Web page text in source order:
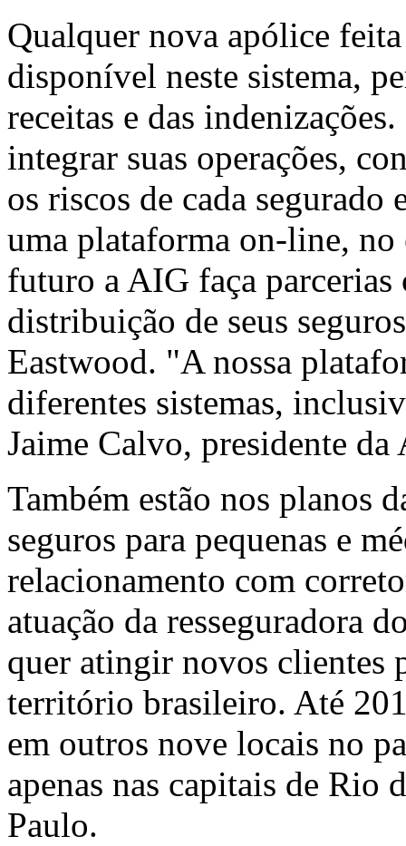
Qualquer nova apólice
disponível neste sistema,
receitas e das
integrar suas operações,
os riscos de cada
uma plataforma on-line, no
futuro a AIG faça parcerias
distribuição de seus
Eastwood. "A nossa
diferentes sistemas,
Jaime Calvo, presidente
Também estão nos planos
seguros para pequenas e
relacionamento com
atuação da resseguradora
quer atingir novos clientes
território brasileiro. Até
em outros nove locais no
apenas nas capitais de Rio
Paulo.